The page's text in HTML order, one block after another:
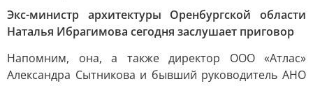
Экс-министр архитектуры Оренбургской области
Наталья Ибрагимова сегодня заслушает приговор
Напомним, она, а также директор ООО «Атлас»
Александра Сытникова и бывший руководитель АНО